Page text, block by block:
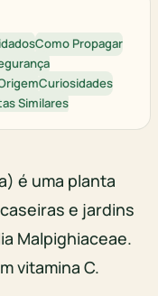
Como Propagar
Curiosidades
Similares
é uma planta
e jardins
Malpighiaceae.
vitamina C.